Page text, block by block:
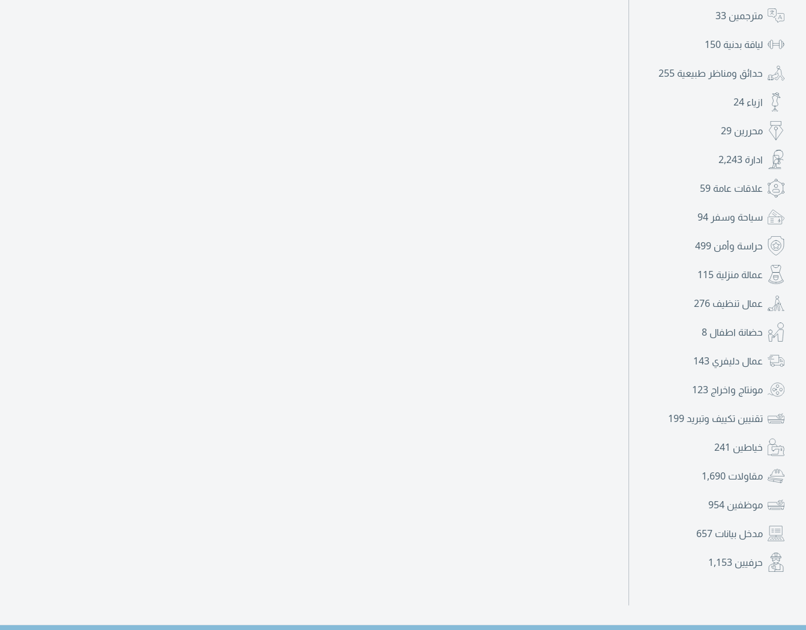
مترجمين 33
لياقة بدنية 150
حدائق ومناظر طبيعية 255
ازياء 24
محررين 29
ادارة 2,243
علاقات عامة 59
سياحة وسفر 94
حراسة وأمن 499
عمالة منزلية 115
عمال تنظيف 276
حضانة اطفال 8
عمال دليفري 143
مونتاج واخراج 123
تقنيين تكييف وتبريد199
خياطين 241
مقاولات 1,690
موظفين 954
مدخل بيانات 657
حرفيين 1,153